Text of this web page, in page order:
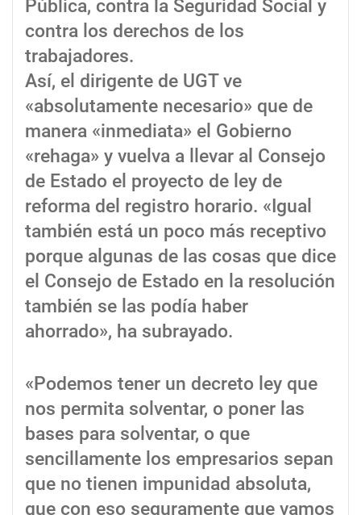
Pública, contra la Seguridad Social y
contra los derechos de los
trabajadores.
Así, el dirigente de UGT ve
«absolutamente necesario» que de
manera «inmediata» el Gobierno
«rehaga» y vuelva a llevar al Consejo
de Estado el proyecto de ley de
reforma del registro horario. «Igual
también está un poco más receptivo
porque algunas de las cosas que dice
el Consejo de Estado en la resolución
también se las podía haber
ahorrado», ha subrayado.
«Podemos tener un decreto ley que
nos permita solventar, o poner las
bases para solventar, o que
sencillamente los empresarios sepan
que no tienen impunidad absoluta,
que con eso seguramente que vamos